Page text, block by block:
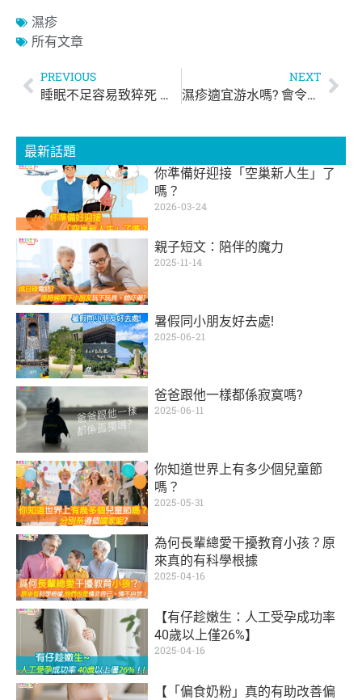
濕疹
所有文章
PREVIOUS
睡眠不足容易致猝死 但睡眠太多又未必好｜各年齡層黃金睡眠時間對照表
NEXT
濕疹適宜游水嗎? 會令濕疹發作嗎?
最新話題
你準備好迎接「空巢新人生」了
嗎？
2026-03-24
親子短文：陪伴的魔力
2025-11-14
暑假同小朋友好去處!
2025-06-21
爸爸跟他一樣都係寂寞嗎?
2025-06-11
你知道世界上有多少個兒童節
嗎？
2025-05-31
為何長輩總愛干擾教育小孩？原
來真的有科學根據
2025-04-16
【有仔趁嫩生：人工受孕成功率
40歲以上僅26%】
2025-04-16
【「偏食奶粉」真的有助改善偏